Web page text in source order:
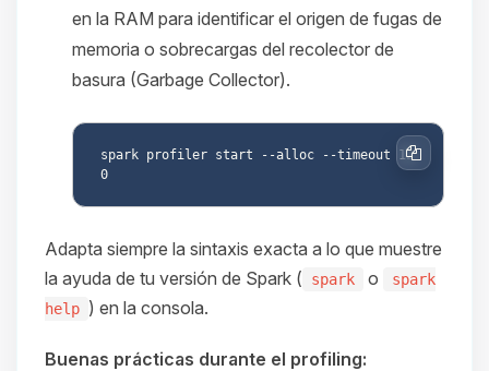
en la RAM para identificar el origen de fugas de
memoria o sobrecargas del recolector de
basura (Garbage Collector).
spark profiler start --alloc --timeout 12
Copiar
Adapta siempre la sintaxis exacta a lo que muestre
la ayuda de tu versión de Spark (
spark o
spark
help ) en la consola.
Buenas prácticas durante el profiling: